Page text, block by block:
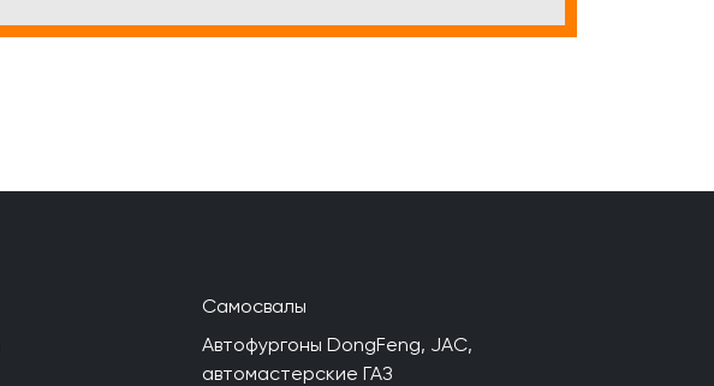
Самосвалы
Автофургоны DongFeng, JAC,
автомастерские ГАЗ